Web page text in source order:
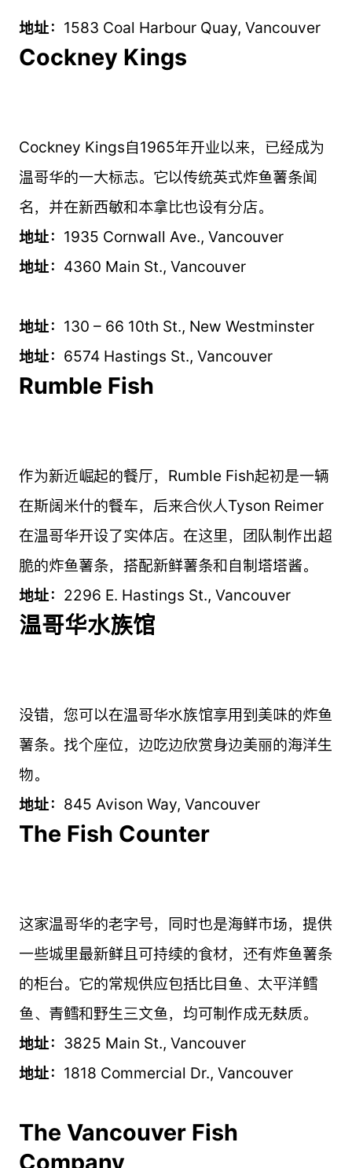
地址： 1583 Coal Harbour Quay, Vancouver
Cockney Kings
Cockney Kings自1965年开业以来，已经成为
温哥华的一大标志。它以传统英式炸鱼薯条闻
名，并在新西敏和本拿比也设有分店。
地址： 1935 Cornwall Ave., Vancouver
地址： 4360 Main St., Vancouver
地址： 130 – 66 10th St., New Westminster
地址： 6574 Hastings St., Vancouver
Rumble Fish
作为新近崛起的餐厅，Rumble Fish起初是一辆
在斯阔米什的餐车，后来合伙人Tyson Reimer
在温哥华开设了实体店。在这里，团队制作出超
脆的炸鱼薯条，搭配新鲜薯条和自制塔塔酱。
地址： 2296 E. Hastings St., Vancouver
温哥华水族馆
没错，您可以在温哥华水族馆享用到美味的炸鱼
薯条。找个座位，边吃边欣赏身边美丽的海洋生
物。
地址： 845 Avison Way, Vancouver
The Fish Counter
这家温哥华的老字号，同时也是海鲜市场，提供
一些城里最新鲜且可持续的食材，还有炸鱼薯条
的柜台。它的常规供应包括比目鱼、太平洋鳕
鱼、青鳕和野生三文鱼，均可制作成无麸质。
地址： 3825 Main St., Vancouver
地址： 1818 Commercial Dr., Vancouver
The Vancouver Fish
Company